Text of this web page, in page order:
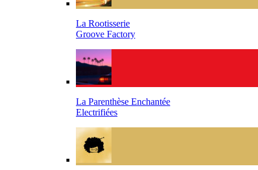
La Rootisserie
Groove Factory
La Parenthèse Enchantée
Electrifiées